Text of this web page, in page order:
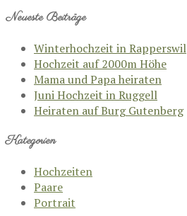
Neueste Beiträge
Winterhochzeit in Rapperswil
Hochzeit auf 2000m Höhe
Mama und Papa heiraten
Juni Hochzeit in Ruggell
Heiraten auf Burg Gutenberg
Kategorien
Hochzeiten
Paare
Portrait